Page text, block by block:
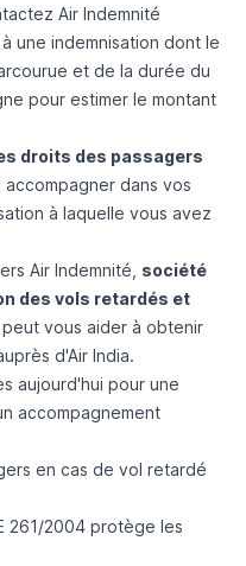
Air Indemnité
une indemnisation dont le
et de la durée du
pour estimer le montant
droits des passagers
dans vos
à laquelle vous avez
Air Indemnité société
des vols retardés et
vous aider à obtenir
d'Air India.
aujourd'hui pour une
accompagnement
en cas de vol retardé
261/2004 protège les